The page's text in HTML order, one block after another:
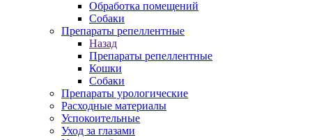
Обработка помещений
Собаки
Препараты репеллентные
Назад
Препараты репеллентные
Кошки
Собаки
Препараты урологические
Расходные материалы
Успокоительные
Уход за глазами